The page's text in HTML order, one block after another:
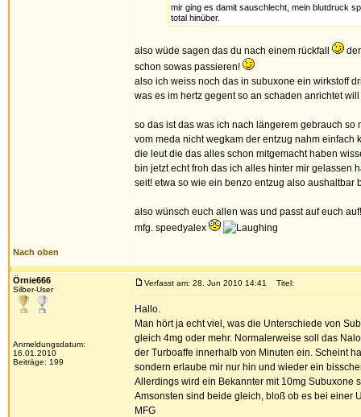
mir ging es damit sauschlecht, mein blutdruck
total hinüber.
also wüde sagen das du nach einem rückfall
schon sowas passieren!
also ich weiss noch das in subuxone ein wirkstoff
was es im hertz gegent so an schaden anrichtet
so das ist das was ich nach längerem gebrauch
vom meda nicht wegkam der entzug nahm
die leut die das alles schon mitgemacht haben
bin jetzt echt froh das ich alles hinter mir gelassen
seit! etwa so wie ein benzo entzug also aushaltbar
also wünsch euch allen was und passt auf euch auf!
mfg. speedyalex
Nach oben
Örnie666
Silber-User
Anmeldungsdatum:
16.01.2010
Beiträge: 199
Verfasst am: 28. Jun 2010 14:41 Titel:
Hallo.
Man hört ja echt viel, was die Unterschiede von
gleich 4mg oder mehr. Normalerweise soll das
der Turboaffe innerhalb von Minuten ein. Scheint
sondern erlaube mir nur hin und wieder ein
Allerdings wird ein Bekannter mit 10mg Subuxone
Amsonsten sind beide gleich, bloß ob es bei einer
MFG